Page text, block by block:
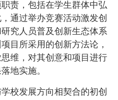
责，包括在学生群体中弘
通过举办竞赛活动激发创
究人员普及创新生态体系
目所采用的创新方法论，
维，对其创意和项目进行
地实施。
校发展方向相契合的初创